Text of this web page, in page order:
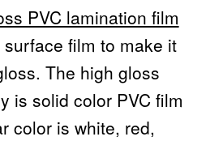
PVC lamination film
film to make it
The high gloss
is solid color PVC film
color is white, red,